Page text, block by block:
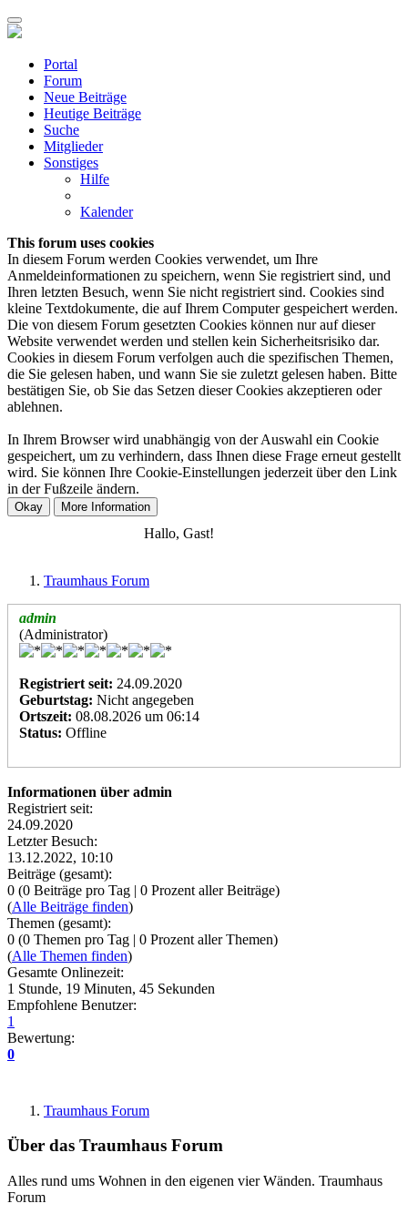
Portal
Forum
Neue Beiträge
Heutige Beiträge
Suche
Mitglieder
Sonstiges
Hilfe
Kalender
This forum uses cookies
In diesem Forum werden Cookies verwendet, um Ihre
Anmeldeinformationen zu speichern, wenn Sie registriert sind, und
Ihren letzten Besuch, wenn Sie nicht registriert sind. Cookies sind
kleine Textdokumente, die auf Ihrem Computer gespeichert werden.
Die von diesem Forum gesetzten Cookies können nur auf dieser
Website verwendet werden und stellen kein Sicherheitsrisiko dar.
Cookies in diesem Forum verfolgen auch die spezifischen Themen,
die Sie gelesen haben, und wann Sie sie zuletzt gelesen haben. Bitte
bestätigen Sie, ob Sie das Setzen dieser Cookies akzeptieren oder
ablehnen.
In Ihrem Browser wird unabhängig von der Auswahl ein Cookie
gespeichert, um zu verhindern, dass Ihnen diese Frage erneut gestellt
wird. Sie können Ihre Cookie-Einstellungen jederzeit über den Link
in der Fußzeile ändern.
Hallo, Gast!
Traumhaus Forum
admin
(Administrator)
Registriert seit: 24.09.2020
Geburtstag: Nicht angegeben
Ortszeit: 08.08.2026 um 06:14
Status: Offline
Informationen über admin
Registriert seit:
24.09.2020
Letzter Besuch:
13.12.2022, 10:10
Beiträge (gesamt):
0 (0 Beiträge pro Tag | 0 Prozent aller Beiträge)
(Alle Beiträge finden)
Themen (gesamt):
0 (0 Themen pro Tag | 0 Prozent aller Themen)
(Alle Themen finden)
Gesamte Onlinezeit:
1 Stunde, 19 Minuten, 45 Sekunden
Empfohlene Benutzer:
1
Bewertung:
0
Traumhaus Forum
Über das Traumhaus Forum
Alles rund ums Wohnen in den eigenen vier Wänden. Traumhaus
Forum